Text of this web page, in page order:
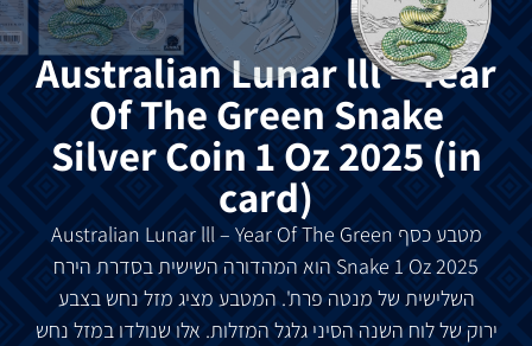
Australian Lunar lll – Year
Of The Green Snake
Silver Coin 1 Oz 2025 (in
card)
מטבעכסף The Green
Snake 1 Oz 2025 הוא המהדורה השישיתבסדרת הירח
השלישית של מנטה פרת'. המטבע מציג מזל נחש בצבע
ירוק שללוח השנה הסיני גלגל המזלות. אלו שנולדו במזל נחש